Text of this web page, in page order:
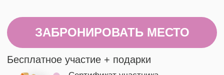
соц. сетей кондитера